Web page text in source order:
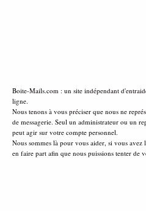
Boite-Mails.com : un site indépendant
ligne.
Nous tenons à vous préciser que nous ne
de messagerie. Seul un administrateur ou un
peut agir sur votre compte personnel.
Nous sommes là pour vous aider, si vous
en faire part afin que nous puissions tenter de